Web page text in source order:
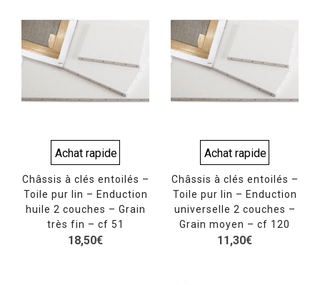
Achat rapide
Châssis à clés entoilés –
Toile pur lin – Enduction
huile 2 couches – Grain
très fin – cf 51
18,50€
Achat rapide
Châssis à clés entoilés –
Toile pur lin – Enduction
universelle 2 couches –
Grain moyen – cf 120
11,30€